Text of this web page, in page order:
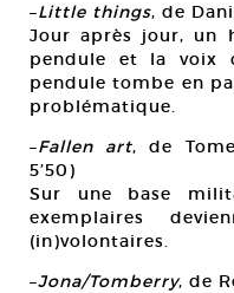
–Little things, de
Jour après jour, un
pendule et la voix
pendule tombe en
problématique.
–Fallen art, de
5’50)
Sur une base
exemplaires
(in)volontaires.
–Jona/Tomberry, de